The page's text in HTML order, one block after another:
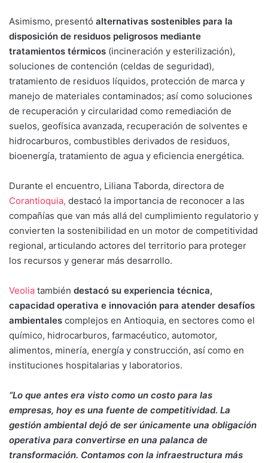
Asimismo, presentó alternativas sostenibles para la
disposición de residuos peligrosos mediante
tratamientos térmicos (incineración y esterilización),
soluciones de contención (celdas de seguridad),
tratamiento de residuos líquidos, protección de marca y
manejo de materiales contaminados; así como soluciones
de recuperación y circularidad como remediación de
suelos, geofísica avanzada, recuperación de solventes e
hidrocarburos, combustibles derivados de residuos,
bioenergía, tratamiento de agua y eficiencia energética.
Durante el encuentro, Liliana Taborda, directora de
Corantioquia, destacó la importancia de reconocer a las
compañías que van más allá del cumplimiento regulatorio y
convierten la sostenibilidad en un motor de competitividad
regional, articulando actores del territorio para proteger
los recursos y generar más desarrollo.
Veolia también destacó su experiencia técnica,
capacidad operativa e innovación para atender desafíos
ambientales complejos en Antioquia, en sectores como el
químico, hidrocarburos, farmacéutico, automotor,
alimentos, minería, energía y construcción, así como en
instituciones hospitalarias y laboratorios.
“Lo que antes era visto como un costo para las
empresas, hoy es una fuente de competitividad. La
gestión ambiental dejó de ser únicamente una obligación
operativa para convertirse en una palanca de
transformación. Contamos con la infraestructura más